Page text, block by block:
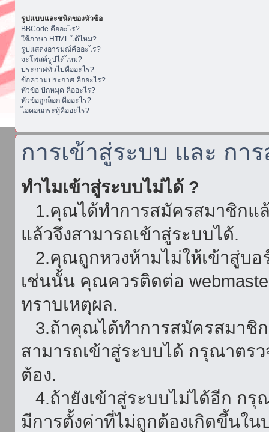
รูปแบบและชนิดของหัวข้อ
BBCode คืออะไร?
ใช้ภาษา HTML ได้ไหม?
รูปแสดงอารมณ์คืออะไร?
จะโพสต์รูปได้ไหม?
ประกาศทั่วไปคืออะไร?
ข้อความประกาศ คืออะไร?
หัวข้อ ปักหมุด คืออะไร?
หัวข้อถูกล็อก คืออะไร?
ไอคอนกระทู้คืออะไร?
การเข้าสู่ระบบ และ กา
ทำไมเข้าสู่ระบบไม่ได้ ?
1.คุณได้ทำการสมัครสมาชิกแ
แล้วจึงสามารถเข้าสู่ระบบได้.
2.คุณถูกหวงห้ามไม่ให้เข้าสู่บอ
เช่นนั้น คุณควรติดต่อ
ทราบเหตุผล.
3.ถ้าคุณได้ทำการสมัครสมาชิ
สามารถเข้าสู่ระบบได้ กรุณาตร
ต้อง.
4.ถ้ายังเข้าสู่ระบบไม่ได้อีก กรุ
มีการตั้งค่าที่ไม่ถูกต้องเกิดขึ้นใน